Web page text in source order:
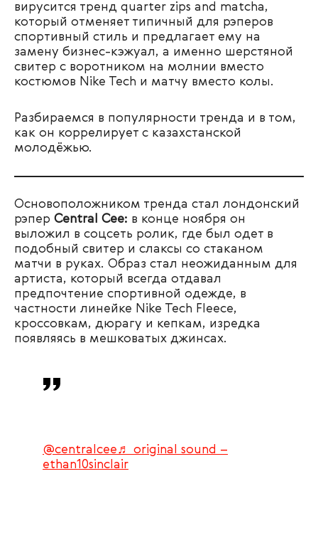
вирусится тренд quarter zips and matcha,
который отменяет типичный для рэперов
спортивный стиль и предлагает ему на
замену бизнес-кэжуал, а именно шерстяной
свитер с воротником на молнии вместо
костюмов Nike Tech и матчу вместо колы.
Разбираемся в популярности тренда и в том,
как он коррелирует с казахстанской
молодёжью.
Основоположником тренда стал лондонский
рэпер Central Cee: в конце ноября он
выложил в соцсеть ролик, где был одет в
подобный свитер и слаксы со стаканом
матчи в руках. Образ стал неожиданным для
артиста, который всегда отдавал
предпочтение спортивной одежде, в
частности линейке Nike Tech Fleece,
кроссовкам, дюрагу и кепкам, изредка
появляясь в мешковатых джинсах.
@centralcee♬ original sound –
ethan10sinclair